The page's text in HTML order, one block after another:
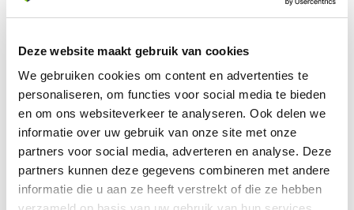
Deze website maakt gebruik van cookies
We gebruiken cookies om content en advertenties te
personaliseren, om functies voor social media te bieden
en om ons websiteverkeer te analyseren. Ook delen we
informatie over uw gebruik van onze site met onze
partners voor social media, adverteren en analyse. Deze
partners kunnen deze gegevens combineren met andere
informatie die u aan ze heeft verstrekt of die ze hebben
€2,96
Heb je vragen over dit product?
Of heb je hulp nodig bij je bestelling? Neem contact op
met onze klantenservice. We helpen je graag verder!
info@allesveilig.nl
+31 (0) 6 82095086